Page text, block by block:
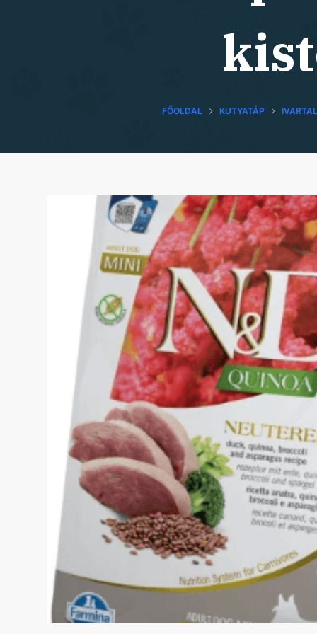
FŐOLDAL KUTYATÁP